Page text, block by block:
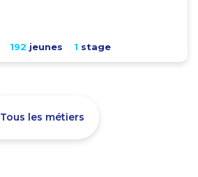
192 jeunes 1 stage
Tous les métiers